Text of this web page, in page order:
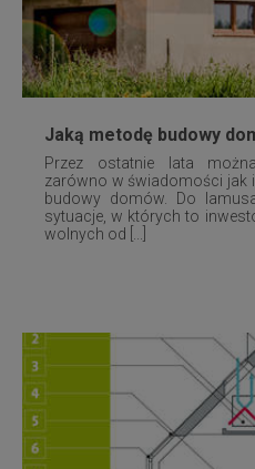
Jaką metodę budowy
Przez ostatnie lata
zarówno w świadomości jak
budowy domów. Do
sytuacje, w których to
wolnych od [...]